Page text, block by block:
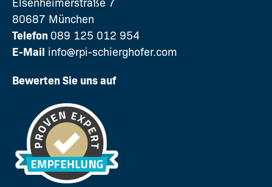
Elsenheimerstraße 7
80687 München
Telefon 089 125 012 954
E-Mail info@rpi-schierghofer.com
Bewerten Sie uns auf